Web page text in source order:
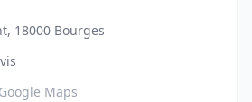
18000 Bourges
Google Maps